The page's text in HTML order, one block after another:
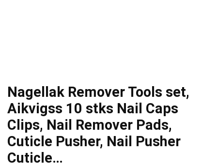
Nagellak Remover Tools set,
Aikvigss 10 stks Nail Caps
Clips, Nail Remover Pads,
Cuticle Pusher, Nail Pusher
Cuticle…